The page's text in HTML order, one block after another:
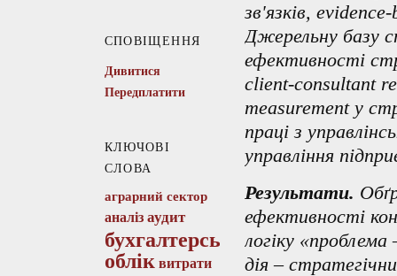
СПОВІЩЕННЯ
Дивитися
Передплатити
КЛЮЧОВІ
СЛОВА
аграрний сектор
аналіз аудит
бухгалтерський
облік витрати
зв'язків,
Джерельну базу
ефективності
client-consultant
measurement у
праці з
управління
Результати.
ефективності
логіку «проблема
дія –